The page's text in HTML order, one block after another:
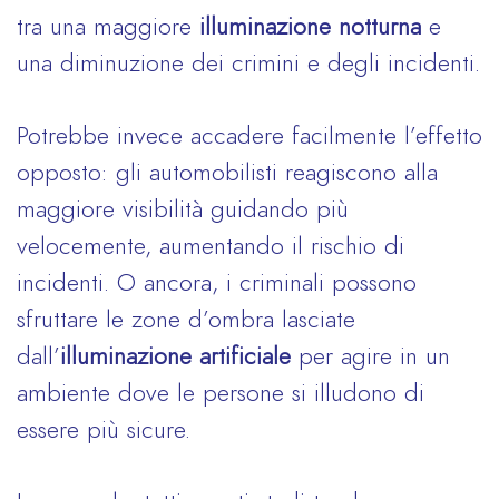
tra una maggiore illuminazione notturna e
una diminuzione dei crimini e degli incidenti.
Potrebbe invece accadere facilmente l’effetto
opposto: gli automobilisti reagiscono alla
maggiore visibilità guidando più
velocemente, aumentando il rischio di
incidenti. O ancora, i criminali possono
sfruttare le zone d’ombra lasciate
dall’illuminazione artificiale per agire in un
ambiente dove le persone si illudono di
essere più sicure.